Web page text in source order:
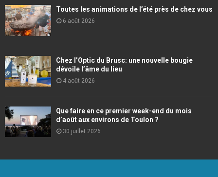
Toutes les animations de l’été près de chez vous
6 août 2026
Chez l’Optic du Brusc: une nouvelle bougie
dévoile l’âme du lieu
4 août 2026
Que faire en ce premier week-end du mois
d’août aux environs de Toulon ?
30 juillet 2026